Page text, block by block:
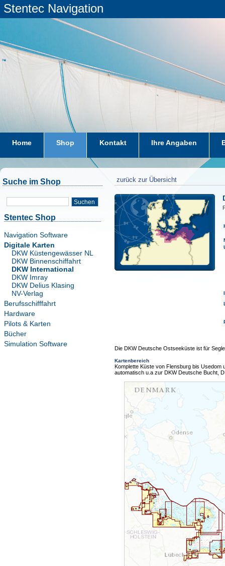
Stentec Navigation
Home Shop Kontakt Ihre Angaben
Suche im Shop
Suchen
Stentec Shop
Navigation Software
Digitale Karten
DKW Küstengewässer NL
DKW Binnenschiffahrt
DKW International
DKW Imray
DKW Delius Klasing
NV-Verlag
Berufsschifffahrt
Hardware
Pilots & Karten
Bücher
Simulation Software
zurück zur Übersicht
Die DKW Deutsche Ostseeküste ist für
Kartenbereich
Komplette Küste von Flensburg bis Usedom
automatisch u.a zur DKW Deutsche Bucht,